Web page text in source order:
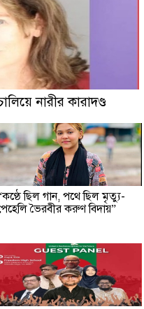
নারীর কারাদণ্ড
ছিল গান, পথে ছিল মৃত্যু-
ভৈরবীর করুণ বিদায়”